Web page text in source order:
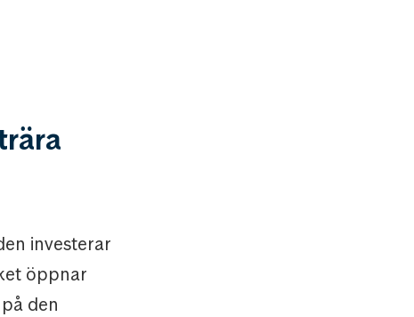
investerar
öppnar
den